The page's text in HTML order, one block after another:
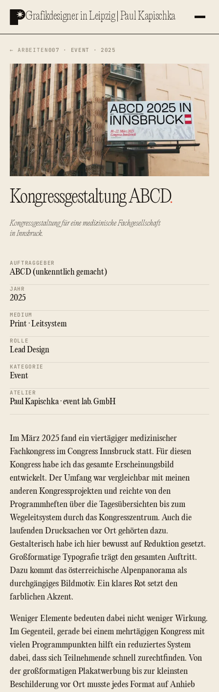
Inhalt Grafikdesigner in Leipzig | Paul Kapischka
← ARBEITEN 007 · EVENT · 2025
Kongressgestaltung ABCD.
Kongressgestaltung für eine medizinische Fachgesellschaft
in Innsbruck.
AUFTRAGGEBER
ABCD (unkenntlich gemacht)
JAHR
2025
MEDIUM
Print · Leitsystem
ROLLE
Lead Design
KATEGORIE
Event
ATELIER
Paul Kapischka · event lab. GmbH
Im März 2025 fand ein viertägiger medizinischer
Fachkongress im Congress Innsbruck statt. Für diesen
Kongress habe ich das gesamte Erscheinungsbild
entwickelt. Der Umfang war vergleichbar mit meinen
anderen Kongressprojekten und reichte von den
Programmheften über die Tagesübersichten bis zum
Wegeleitsystem durch das Kongresszentrum. Auch die
laufenden Drucksachen vor Ort gehörten dazu.
Gestalterisch habe ich hier bewusst auf Reduktion gesetzt.
Großformatige Typografie trägt den gesamten Auftritt.
Dazu kommt das österreichische Alpenpanorama als
durchgängiges Bildmotiv. Ein klares Rot setzt den
farblichen Akzent.
Weniger Elemente bedeuten dabei nicht weniger Wirkung.
Im Gegenteil, gerade bei einem mehrtägigen Kongress mit
vielen Programmpunkten hilft ein reduziertes System
dabei, dass sich Teilnehmende schnell zurechtfinden. Von
der großformatigen Plakatwerbung bis zur kleinsten
Beschilderung vor Ort musste jedes Format auf Anhieb